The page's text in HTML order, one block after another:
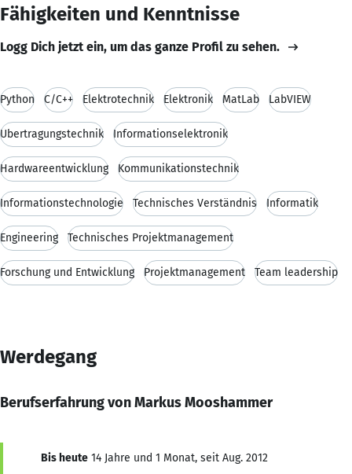
Fähigkeiten und Kenntnisse
Logg Dich jetzt ein, um das ganze Profil zu sehen.
Python C/C++ Elektrotechnik Elektronik MatLab LabVIEW
Übertragungstechnik Informationselektronik
Hardwareentwicklung Kommunikationstechnik
Informationstechnologie Technisches Verständnis Informatik
Engineering Technisches Projektmanagement
Forschung und Entwicklung Projektmanagement Team leadership
Werdegang
Berufserfahrung von Markus Mooshammer
Bis heute 14 Jahre und 1 Monat, seit Aug. 2012